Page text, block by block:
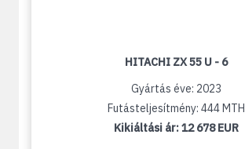
HITACHI ZX 55 U - 6
Gyártás éve: 2023
Futásteljesítmény: 444 MTH
Kikiáltási ár:12 678 EUR